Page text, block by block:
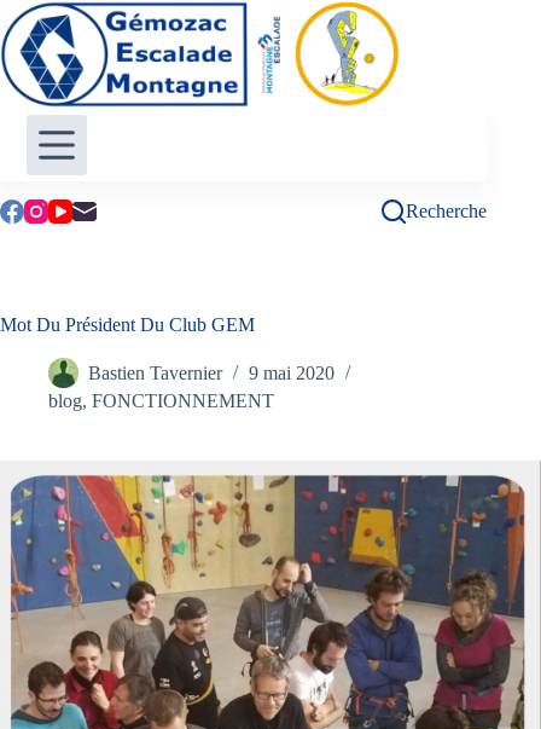
Passer
au
contenu
Recherche
Mot Du Président Du Club GEM
Bastien Tavernier
9 mai 2020
blog, FONCTIONNEMENT